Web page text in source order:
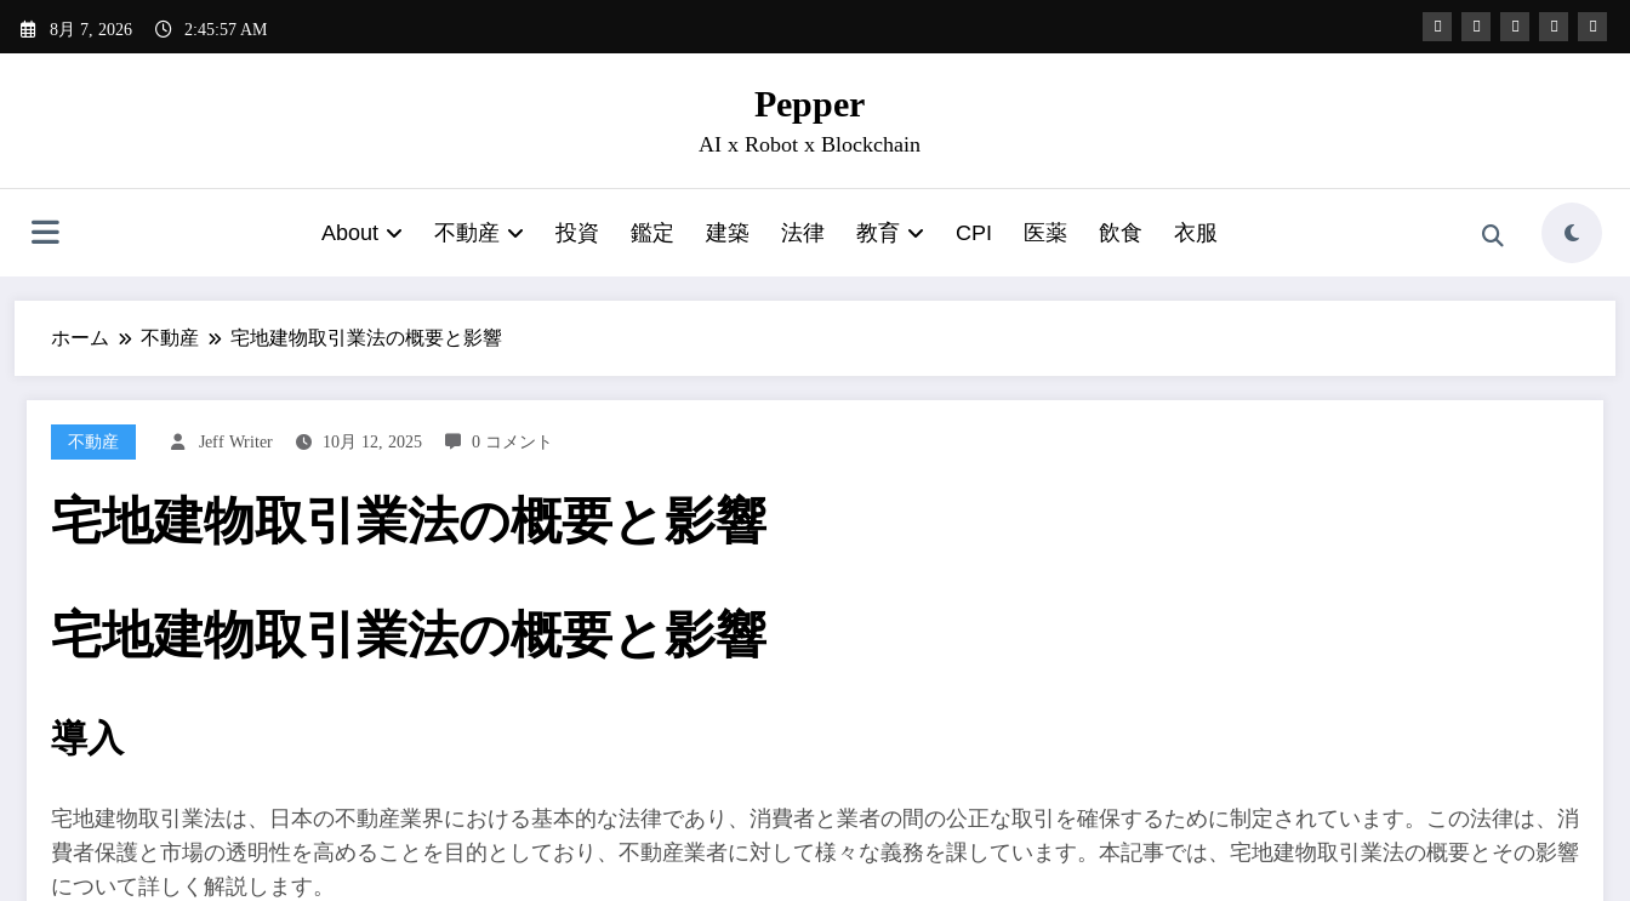
ス
8月 7, 2026 2:45:57 AM
Pepper
AI x Robot x Blockchain
About 不動産 投資 鑑定 建築 法律 教育 CPI 医薬 飲食 衣服
ホーム 不動産 宅地建物取引業法の概要と影響
不動産 Jeff Writer 10月 12, 2025 0 コメント
宅地建物取引業法の概要と影響
宅地建物取引業法の概要と影響
導入
宅地建物取引業法は、日本の不動産業界における基本的な法律であり、消費者と業者の間の公正な取引を確保するために制定されています。この法律は、消
費者保護と市場の透明性を高めることを目的としており、不動産業者に対して様々な義務を課しています。本記事では、宅地建物取引業法の概要とその影響
について詳しく解説します。